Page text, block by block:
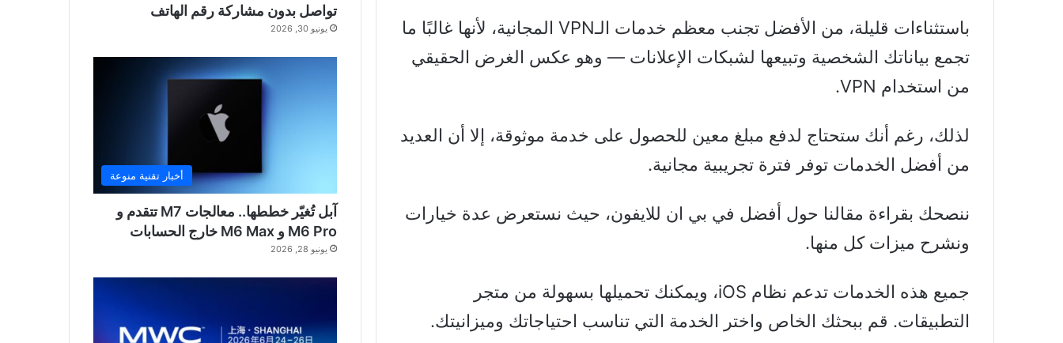
باستثناءات قليلة، من الأفضل تجنب معظم خدمات الـVPN المجانية، لأنها غالبًا ما
تجمع بياناتك الشخصية وتبيعها لشبكات الإعلانات — وهو عكس الغرض الحقيقي
من استخدام VPN.
لذلك، رغم أنك ستحتاج لدفع مبلغ معين للحصول على خدمة موثوقة، إلا أن العديد
من أفضل الخدمات توفر فترة تجريبية مجانية.
ننصحك بقراءة مقالنا حول أفضل في بي ان للايفون، حيث نستعرض عدة خيارات
ونشرح ميزات كل منها.
جميع هذه الخدمات تدعم نظام iOS، ويمكنك تحميلها بسهولة من متجر
التطبيقات. قم ببحثك الخاص واختر الخدمة التي تناسب احتياجاتك وميزانيتك.
تواصل بدون مشاركة رقم الهاتف
يونيو 30, 2026
أخبار تقنية منوعة
آبل تُغيّر خططها.. معالجات M7 تتقدم و
M6 Pro و M6 Max خارج الحسابات
يونيو 28, 2026